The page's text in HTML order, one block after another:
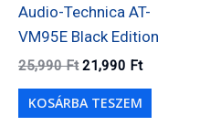
Audio-Technica AT-
VM95E Black Edition
25,990Ft Original
was:
25,990 Ft.
21,990 FtCurrent
21,990 Ft.
KOSÁRBA TESZEM